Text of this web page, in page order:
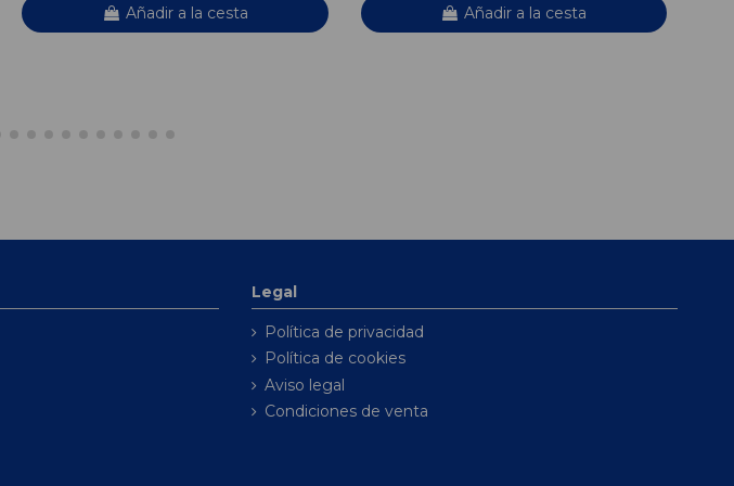
Añadir a la cesta Añadir a la cesta
Legal
Política de privacidad
Política de cookies
Aviso legal
Condiciones de venta